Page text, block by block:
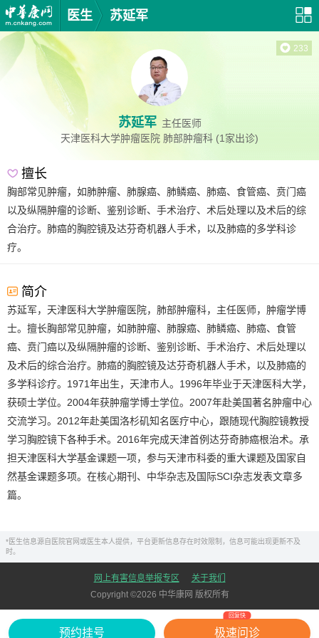
医生 苏延军
苏延军 主任医师
天津医科大学肿瘤医院 肺部肿瘤科 (1家出诊)
233
擅长
胸部常见肿瘤，如肺肿瘤、肺腺癌、肺鳞癌、肺癌、食管癌、贲门癌
以及纵隔肿瘤的诊断、鉴别诊断、手术治疗、术后处理以及术后的综
合治疗。肺癌的胸腔镜及达芬奇机器人手术，以及肺癌的多学科诊
疗。
简介
苏延军，天津医科大学肿瘤医院，肺部肿瘤科，主任医师，肿瘤学博
士。擅长胸部常见肿瘤，如肺肿瘤、肺腺癌、肺鳞癌、肺癌、食管
癌、贲门癌以及纵隔肿瘤的诊断、鉴别诊断、手术治疗、术后处理以
及术后的综合治疗。肺癌的胸腔镜及达芬奇机器人手术，以及肺癌的
多学科诊疗。1971年出生，天津市人。1996年毕业于天津医科大学，
获硕士学位。2004年获肿瘤学博士学位。2007年赴美国著名肿瘤中心
交流学习。2012年赴美国洛杉矶知名医疗中心，跟随现代胸腔镜教授
学习胸腔镜下各种手术。2016年完成天津首例达芬奇肺癌根治术。承
担天津医科大学基金课题一项，参与天津市科委的重大课题及国家自
然基金课题多项。在核心期刊、中华杂志及国际SCI杂志发表文章多
篇。
*医生信息源自医院官网或医生本人提供，平台更新信息存在时效限制，信息可能出现更新不及
时。
网上有害信息举报专区
关于我们
Copyright ©2026 中华康网 版权所有
预约挂号 极速问诊
回复快